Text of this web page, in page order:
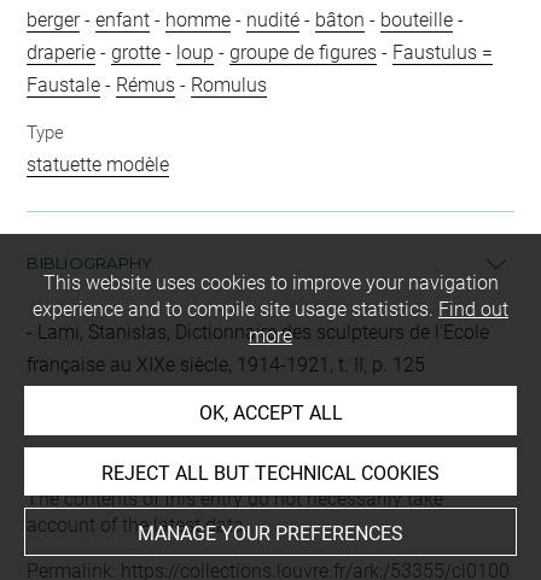
berger-enfant - homme - nudité - bâton - bouteille -
draperie -grotte - loup -groupe de figures - Faustulus =
Faustale - Rémus - Romulus
Type
statuette modèle
BIBLIOGRAPHY
Lami, Stanislas, Dictionnaire des sculpteurs de l'Ecole
française au XIXe siècle, 1914-1921, t. II, p. 125
Last updated on 02.09.2025
The contents of this entry do not necessarily take
account of the latest data.
Permalink: https://collections.louvre.fr/ark:/53355/cl0100
This website uses cookies to improve your navigation
experience and to compile site usage statistics. Find out
more
OK, ACCEPT ALL
REJECT ALL BUT TECHNICAL COOKIES
MANAGE YOUR PREFERENCES